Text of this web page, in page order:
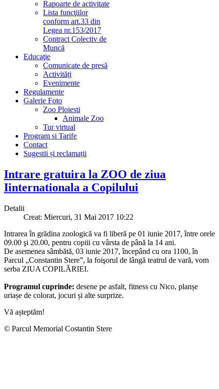
Rapoarte de activitate
Lista funcţiilor
conform art.33 din
Legea nr.153/2017
Contract Colectiv de
Muncă
Educaţie
Comunicate de presă
Activități
Evenimente
Regulamente
Galerie Foto
Zoo Ploiesti
Animale Zoo
Tur virtual
Program si Tarife
Contact
Sugestii și reclamații
Intrare gratuira la ZOO de ziua
Iinternationala a Copilului
Detalii
Creat: Miercuri, 31 Mai 2017 10:22
Intrarea în grădina zoologică va fi liberă pe 01 iunie 2017, între orele
09.00 şi 20.00, pentru copiii cu vârsta de până la 14 ani.
De asemenea sâmbătă, 03 iunie 2017, începând cu ora 1100, în
Parcul „Constantin Stere”, la foişorul de lângă teatrul de vară, vom
serba ZIUA COPILĂRIEI.
Programul cuprinde: desene pe asfalt, fitness cu Nico, planșe
uriașe de colorat, jocuri și alte surprize.
Vă așteptăm!
© Parcul Memorial Costantin Stere